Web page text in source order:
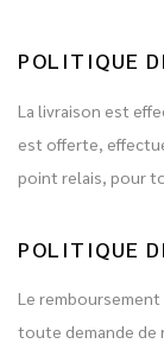
POLITIQUE
La livraison est
est offerte,
point relais, pour
POLITIQUE
Le
toute demande de